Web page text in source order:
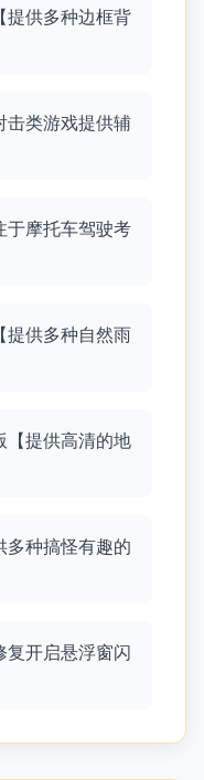
提供多种边框背
击类游戏提供辅
于摩托车驾驶考
提供多种自然雨
【提供高清的地
多种搞怪有趣的
复开启悬浮窗闪